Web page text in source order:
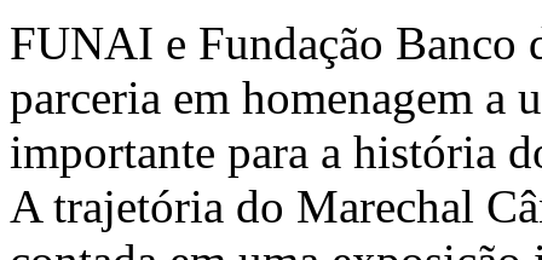
FUNAI e Fundação Banco
parceria em homenagem a
importante para a história
A trajetória do Marechal